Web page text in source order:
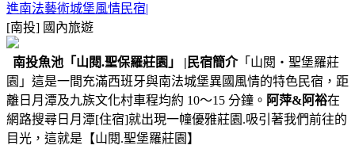
進南法藝術城堡風情民宿|
[南投] 國內旅遊
南投魚池 「山閱.聖保羅莊園」 |民宿簡介「山閱‧聖堡羅莊
園」這是一間充滿西班牙與南法城堡異國風情的特色民宿，距
離日月潭及九族文化村車程均約 10～15 分鐘。 阿萍&阿裕在
網路搜尋日月潭[住宿]就出現一幢優雅莊園.吸引著我們前往的
目光，這就是【山閱.聖堡羅莊園】